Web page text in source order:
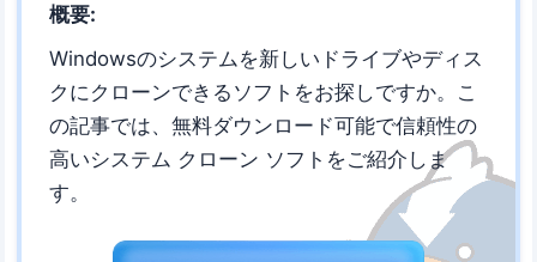
概要:
Windowsのシステムを新しいドライブやディス
クにクローンできるソフトをお探しですか。こ
の記事では、無料ダウンロード可能で信頼性の
高いシステム クローン ソフトをご紹介しま
す。